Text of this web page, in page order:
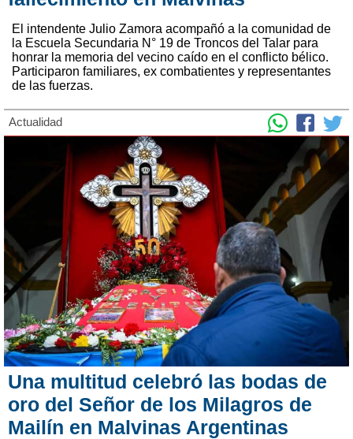
El intendente Julio Zamora acompañó a la comunidad de
la Escuela Secundaria N° 19 de Troncos del Talar para
honrar la memoria del vecino caído en el conflicto bélico.
Participaron familiares, ex combatientes y representantes
de las fuerzas.
Actualidad
Una multitud celebró las bodas de
oro del Señor de los Milagros de
Mailín en Malvinas Argentinas